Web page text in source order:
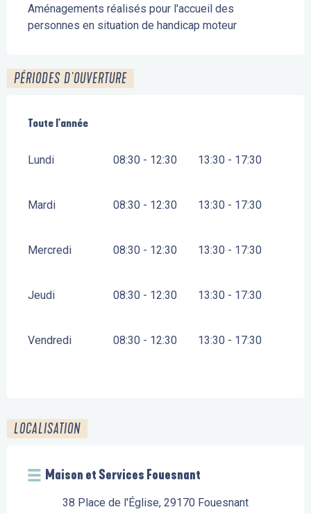
Aménagements réalisés pour l'accueil des
personnes en situation de handicap moteur
PÉRIODES D'OUVERTURE
Toute l'année
Toute l'année
Lundi 08:30 - 12:30 13:30 - 17:30
Mardi 08:30 - 12:30 13:30 - 17:30
Mercredi 08:30 - 12:30 13:30 - 17:30
Jeudi 08:30 - 12:30 13:30 - 17:30
Vendredi 08:30 - 12:30 13:30 - 17:30
LOCALISATION
Maison et Services Fouesnant
38 Place de l'Église, 29170 Fouesnant